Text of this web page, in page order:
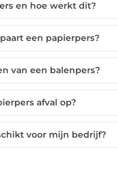
en hoe werkt dit?
een papierpers?
van een balenpers?
afval op?
voor mijn bedrijf?